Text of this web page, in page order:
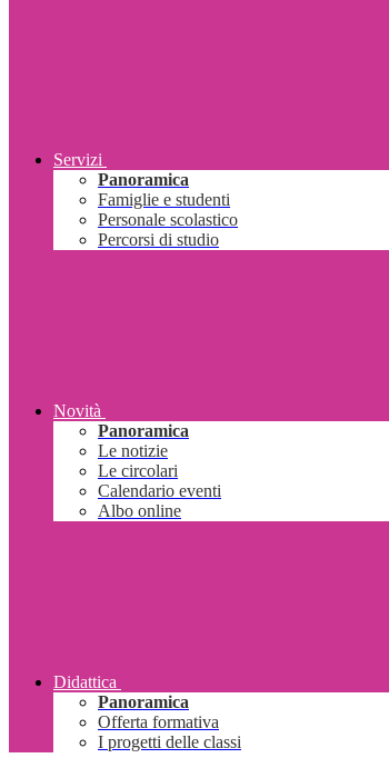
Servizi
Panoramica
Famiglie e studenti
Personale scolastico
Percorsi di studio
Novità
Panoramica
Le notizie
Le circolari
Calendario eventi
Albo online
Didattica
Panoramica
Offerta formativa
I progetti delle classi